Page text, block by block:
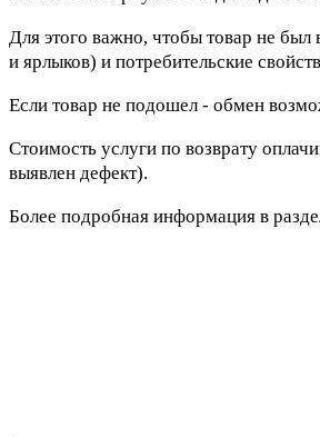
Для этого важно, чтобы товар не был
и ярлыков) и потребительские
Если товар не подошел - обмен
Стоимость услуги по возврату
выявлен дефект).
Более подробная информация в